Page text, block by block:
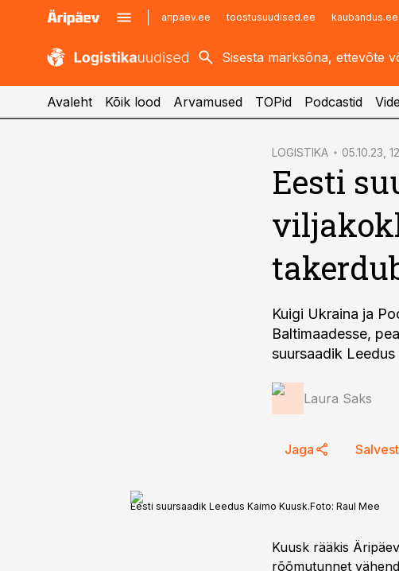
aripaev.ee toostusuudised.ee kaubandus.ee
kaubandus.ee
kinnisvarauudised.ee
imelineajalugu.ee
Avaleht Kõik lood Arvamused TOPid Podcastid
LOGISTIKA 05.10.23,
Eesti
Kuigi Ukraina ja
Baltimaadesse,
suursaadik Leedus
Laura Saks
Jaga
Eesti suursaadik Leedus Kaimo Kuusk.Foto: Raul Mee
Kuusk rääkis
rõõmutunnet